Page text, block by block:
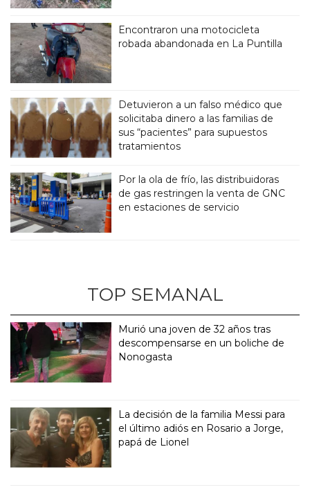
Encontraron una motocicleta
robada abandonada en La Puntilla
Detuvieron a un falso médico que
solicitaba dinero a las familias de
sus “pacientes” para supuestos
tratamientos
Por la ola de frío, las distribuidoras
de gas restringen la venta de GNC
en estaciones de servicio
TOP SEMANAL
Murió una joven de 32 años tras
descompensarse en un boliche de
Nonogasta
La decisión de la familia Messi para
el último adiós en Rosario a Jorge,
papá de Lionel